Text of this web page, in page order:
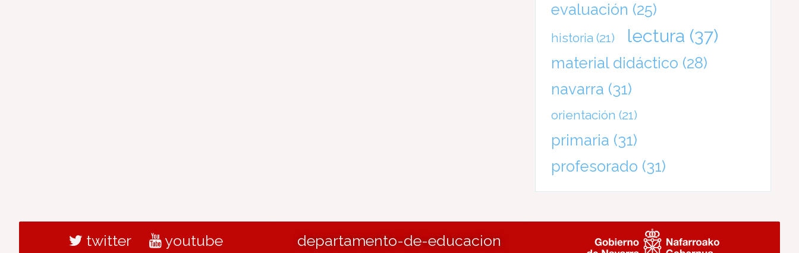
evaluación (25)
historia (21) lectura (37)
material didáctico (28)
navarra (31)
orientación (21)
primaria (31)
profesorado (31)
twitter youtube departamento-de-educacion